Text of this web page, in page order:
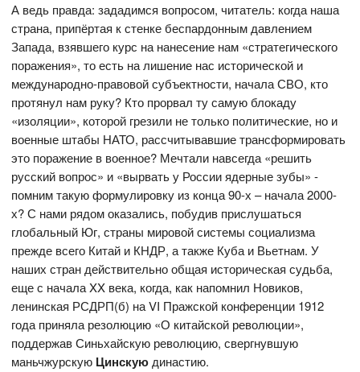
А ведь правда: зададимся вопросом, читатель: когда наша
страна, припёртая к стенке беспардонным давлением
Запада, взявшего курс на нанесение нам «стратегического
поражения», то есть на лишение нас исторической и
международно-правовой субъектности, начала СВО, кто
протянул нам руку? Кто прорвал ту самую блокаду
«изоляции», которой грезили не только политические, но и
военные штабы НАТО, рассчитывавшие трансформировать
это поражение в военное? Мечтали навсегда «решить
русский вопрос» и «вырвать у России ядерные зубы» -
помним такую формулировку из конца 90-х – начала 2000-
х? С нами рядом оказались, побудив прислушаться
глобальный Юг, страны мировой системы социализма
прежде всего Китай и КНДР, а также Куба и Вьетнам. У
наших стран действительно общая историческая судьба,
еще с начала XX века, когда, как напомнил Новиков,
ленинская РСДРП(б) на VI Пражской конференции 1912
года приняла резолюцию «О китайской революции»,
поддержав Синьхайскую революцию, свергнувшую
маньчжурскую Цинскую династию.